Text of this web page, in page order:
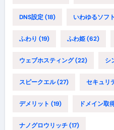
DNS設定(18) いわゆるソフ
ふわり (19) ふわ姫(62)
ウェブホスティング(22) シ
スピークエル(27) セキュリ
デメリット (19) ドメイン取
ナノグロウリッチ(17)